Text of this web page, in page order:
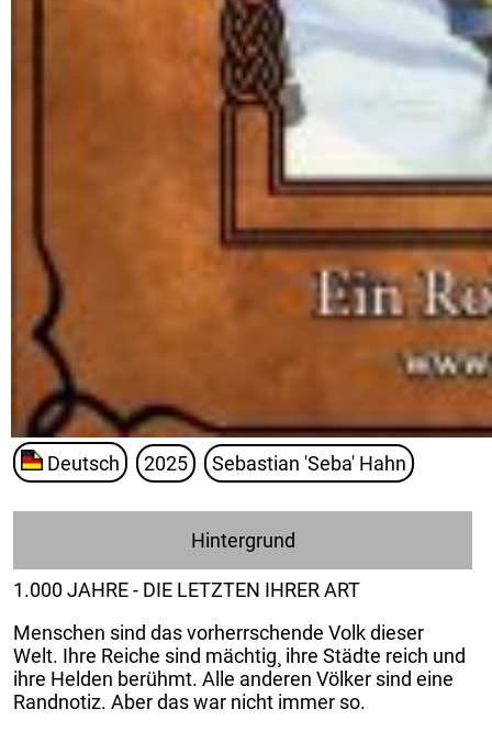
Deutsch 2025 Sebastian 'Seba' Hahn
Hintergrund
1.000 JAHRE - DIE LETZTEN IHRER ART
Menschen sind das vorherrschende Volk dieser
Welt. Ihre Reiche sind mächtig¸ ihre Städte reich und
ihre Helden berühmt. Alle anderen Völker sind eine
Randnotiz. Aber das war nicht immer so.